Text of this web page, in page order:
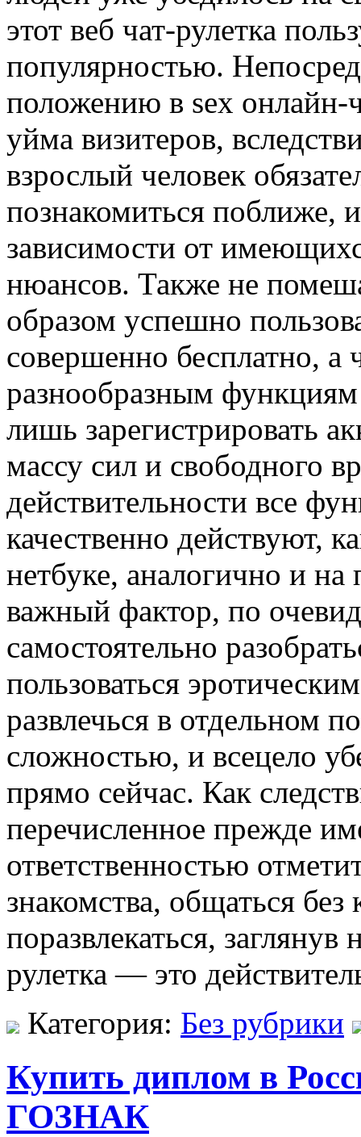
этот веб чат-рулетка
популярностью.
положению в sex онлайн-
уйма визитеров,
взрослый человек
познакомиться поближе,
зависимости от
нюансов. Также не
образом успешно
совершенно бесплатно,
разнообразным
лишь зарегистрировать
массу сил и свободного
действительности все
качественно действуют,
нетбуке, аналогично и
важный фактор, по
самостоятельно
пользоваться
развлечься в отдельном
сложностью, и всецело
прямо сейчас. Как
перечисленное прежде
ответственностью
знакомства, общаться
поразвлекаться,
рулетка — это
Категория: Без рубрики
Купить диплом в
ГОЗНАК